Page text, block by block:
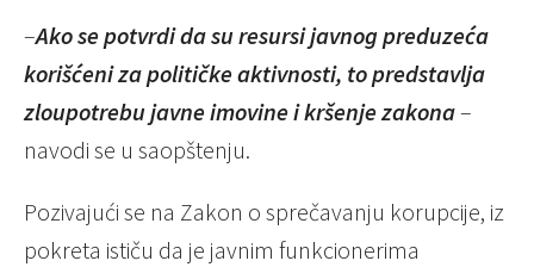
–Ako se potvrdi da su resursi javnog preduzeća
korišćeni za političke aktivnosti, to predstavlja
zloupotrebu javne imovine i kršenje zakona–
navodi se u saopštenju.
Pozivajući se na Zakon o sprečavanju korupcije, iz
pokreta ističu da je javnim funkcionerima